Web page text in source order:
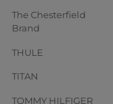
The Chesterfield
Brand
THULE
TITAN
TOMMY HILFIGER